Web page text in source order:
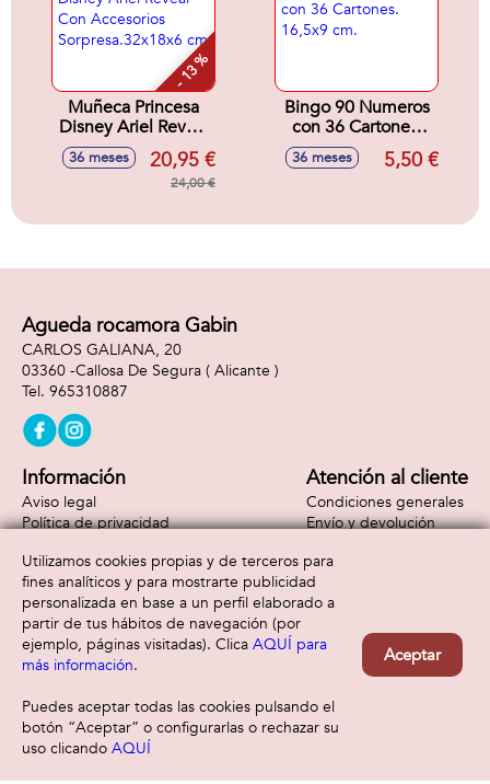
- 13 %
Muñeca Princesa
Disney Ariel Reveal
Con Accesorios
Sorpresa.32x18x6
36 meses 20,95 €
24,00 €
Bingo 90 Numeros
con 36 Cartones.
16,5x9 cm.
36 meses 5,50 €
Agueda rocamora Gabin
CARLOS GALIANA, 20
03360 -Callosa De Segura ( Alicante )
965310887
Información
Aviso legal
Política de privacidad
Atención al cliente
Condiciones generales
Envío y devolución
Formas de pago
Utilizamos cookies propias y de terceros para
fines analíticos y para mostrarte publicidad
personalizada en base a un perfil elaborado a
partir de tus hábitos de navegación (por
ejemplo, páginas visitadas). Clica AQUÍ para
más información.
Puedes aceptar todas las cookies pulsando el
botón “Aceptar” o configurarlas o rechazar su
uso clicando AQUÍ
Aceptar